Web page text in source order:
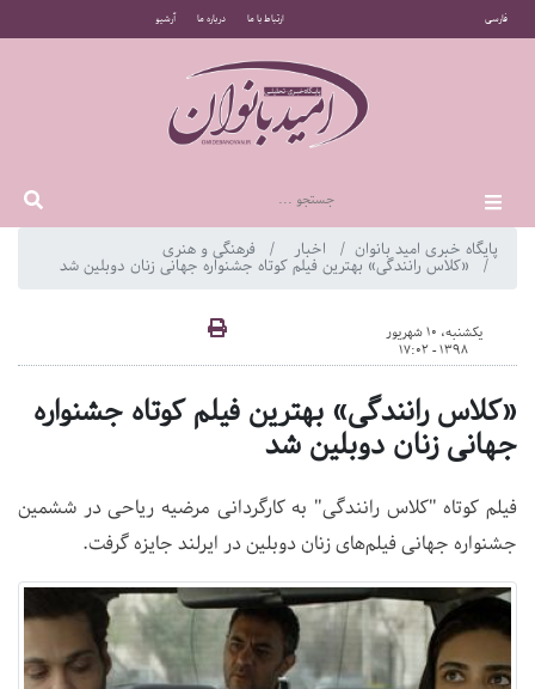
فارسی ارتباط با ما درباره ما آرشیو
پایگاه خبری امید بانوان اخبار فرهنگی و هنری
«کلاس رانندگی» بهترین فیلم کوتاه جشنواره جهانی زنان دوبلین شد
یکشنبه، 10 شهریور
1398 - 17:02
«کلاس رانندگی» بهترین فیلم کوتاه جشنواره
جهانی زنان دوبلین شد
فیلم کوتاه "کلاس رانندگی" به کارگردانی مرضیه ریاحی در ششمین
جشنواره جهانی فیلم‌های زنان دوبلین در ایرلند جایزه گرفت.